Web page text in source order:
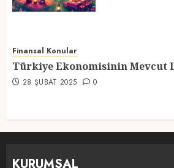
Finansal Konular
Türkiye Ekonomisinin Mevcut
28 ŞUBAT 2025 0
KURUMSAL